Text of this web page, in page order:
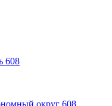
608
округ 608